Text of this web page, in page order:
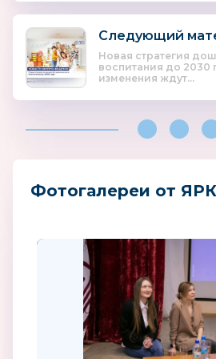
Следующий
Новая стратегия
воспитания до 2030
изменения ждут...
Фотогалереи от